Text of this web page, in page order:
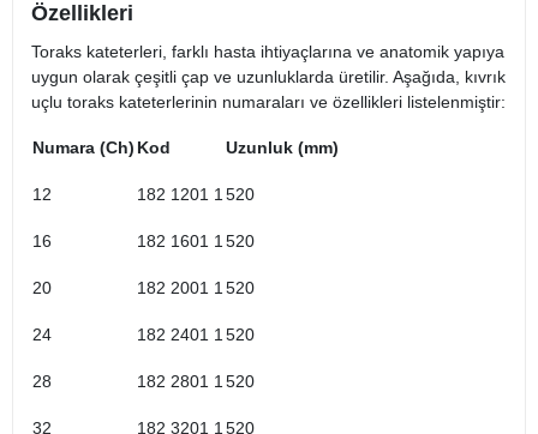
Özellikleri
Toraks kateterleri, farklı hasta ihtiyaçlarına ve anatomik yapıya
uygun olarak çeşitli çap ve uzunluklarda üretilir. Aşağıda, kıvrık
uçlu toraks kateterlerinin numaraları ve özellikleri listelenmiştir:​
Numara (Ch) Kod Uzunluk (mm)
12 182 1201 1520
16 182 1601 1520
20 182 2001 1520
24 182 2401 1520
28 182 2801 1520
32 182 3201 1520